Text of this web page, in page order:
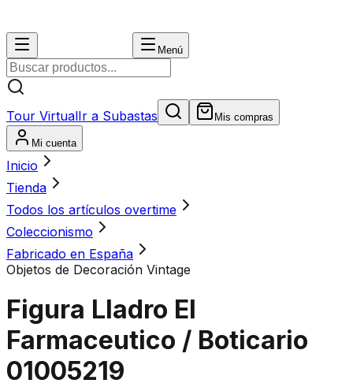
Menú
Tour VirtualIr a Subastas Mis compras
Mi cuenta
Inicio
Tienda
Todos los artículos overtime
Coleccionismo
Fabricado en España
Objetos de Decoración Vintage
Figura Lladro El
Farmaceutico / Boticario
01005219